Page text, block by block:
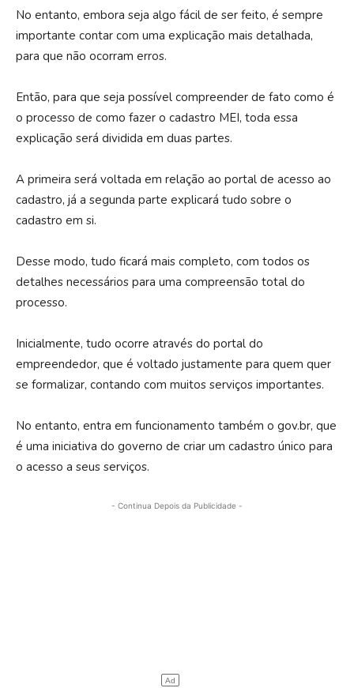
No entanto, embora seja algo fácil de ser feito, é sempre
importante contar com uma explicação mais detalhada,
para que não ocorram erros.
Então, para que seja possível compreender de fato como é
o processo de como fazer o cadastro MEI, toda essa
explicação será dividida em duas partes.
A primeira será voltada em relação ao portal de acesso ao
cadastro, já a segunda parte explicará tudo sobre o
cadastro em si.
Desse modo, tudo ficará mais completo, com todos os
detalhes necessários para uma compreensão total do
processo.
Inicialmente, tudo ocorre através do portal do
empreendedor, que é voltado justamente para quem quer
se formalizar, contando com muitos serviços importantes.
No entanto, entra em funcionamento também o gov.br, que
é uma iniciativa do governo de criar um cadastro único para
o acesso a seus serviços.
- Continua Depois da Publicidade -